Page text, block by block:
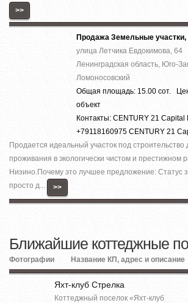
>>
Продажа Земельные участки,
улица Летчика Евдокимова, 64
Ленинградская область, Юго-
Ломоносовский
Общая площадь: 15.00 сот.
объект
Контакты: CENTURY 21 Capital
+79118160975 CENTURY 21
Продается идеальный участок под строительство
проживания в экологически чистом и престижном
Низино.Почему это лучшее предложение:
просто д...
>>
Ближайшие коттеджные
Фотографии Название КП, адрес и описание
Яхт-клуб Стрелка
Коттеджный поселок «Яхт-клуб